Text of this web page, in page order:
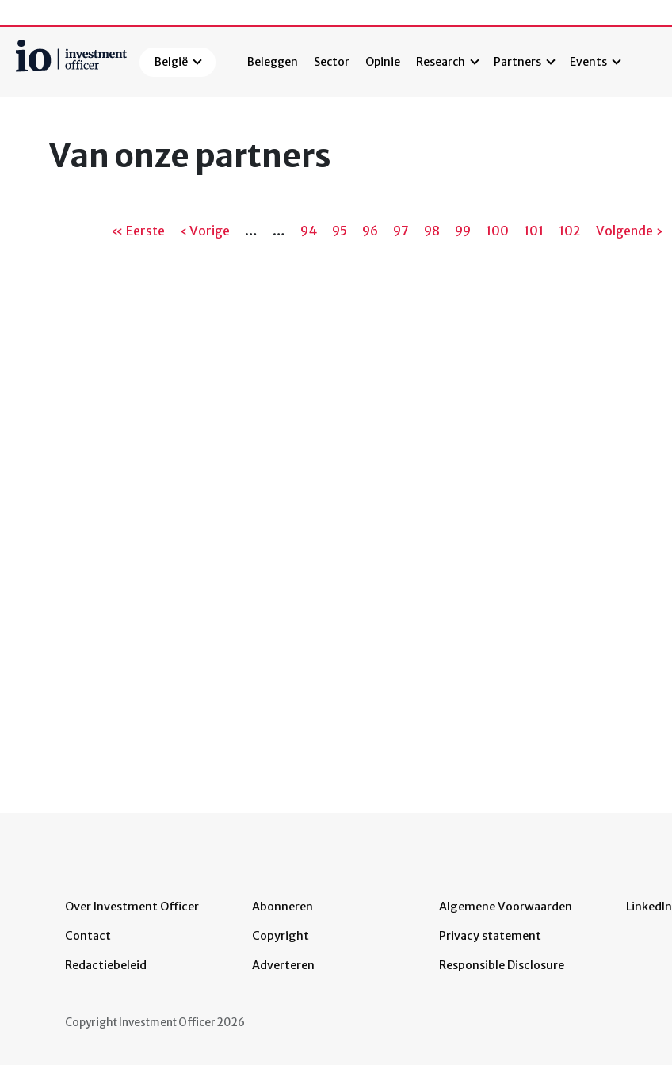
België Beleggen Sector Opinie Research Partners Events
Van onze partners
Paginering
Eerste
« Eerste
Vorige
‹ Vorige … … Pagina
94 Pagina
95 Pagina
96 Pagina
97 Pagina
98 Pagina
99 Pagina
100 Pagina
101 Pagina
102
Volgende
Volgende ›
Over Investment Officer
Contact
Redactiebeleid
Abonneren
Copyright
Adverteren
Algemene Voorwaarden
Privacy statement
Responsible Disclosure
LinkedIn
Copyright Investment Officer 2026